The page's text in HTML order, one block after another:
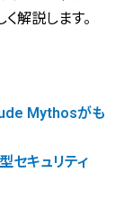
解説します。
Mythosがも
セキュリティ